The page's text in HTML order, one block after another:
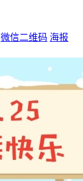
微信二维码 海报